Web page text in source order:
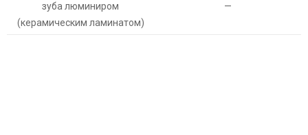
зуба люминиром
(керамическим ламинатом)
—